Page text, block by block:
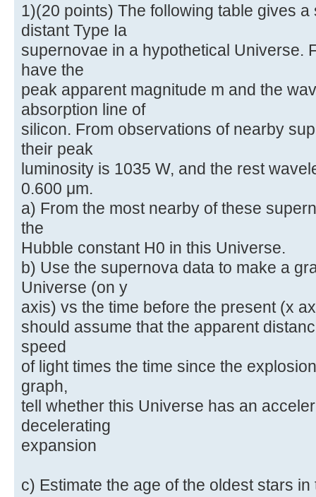
1)(20 points) The following table gives
distant Type Ia
supernovae in a hypothetical Universe.
have the
peak apparent magnitude m and the
absorption line of
silicon. From observations of nearby
their peak
luminosity is 1035 W, and the rest
0.600 μm.
a) From the most nearby of these
the
Hubble constant H0 in this Universe.
b) Use the supernova data to make a
Universe (on y
axis) vs the time before the present (x
should assume that the apparent
speed
of light times the time since the
graph,
tell whether this Universe has an
decelerating
expansion
c) Estimate the age of the oldest stars